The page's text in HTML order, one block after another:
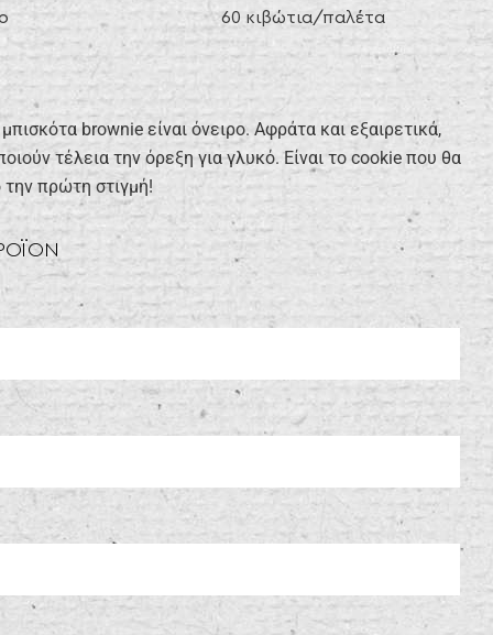
60 κιβώτια/παλέτα
brownie είναι όνειρο. Αφράτα και εξαιρετικά,
τέλεια την όρεξη για γλυκό. Είναι το cookie που θα
την πρώτη στιγμή!